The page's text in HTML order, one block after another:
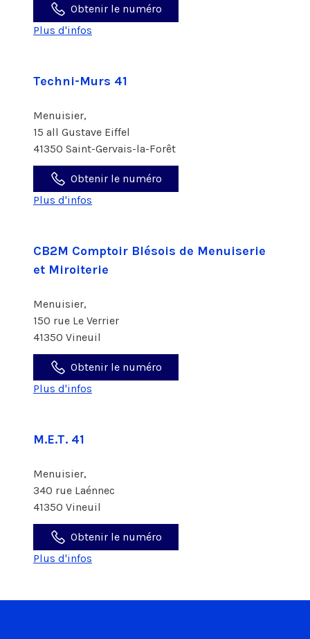
Obtenir le numéro
Plus d'infos
Techni-Murs 41
Menuisier,
15 all Gustave Eiffel
41350 Saint-Gervais-la-Forêt
Obtenir le numéro
Plus d'infos
CB2M Comptoir Blésois de Menuiserie
et Miroiterie
Menuisier,
150 rue Le Verrier
41350 Vineuil
Obtenir le numéro
Plus d'infos
M.E.T. 41
Menuisier,
340 rue Laénnec
41350 Vineuil
Obtenir le numéro
Plus d'infos